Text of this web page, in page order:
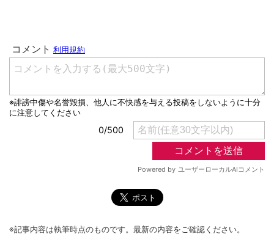
※記事内容は執筆時点のものです。最新の内容をご確認ください。